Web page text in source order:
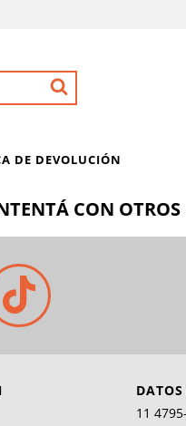
DE DEVOLUCIÓN
CON OTROS
11